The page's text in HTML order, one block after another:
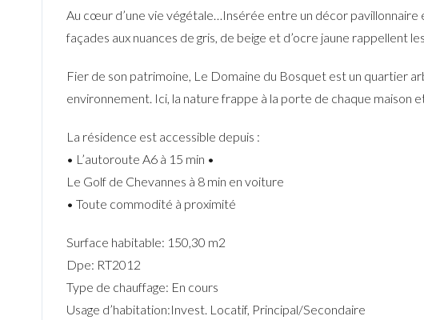
Au cœur d’une vie végétale…Insérée entre un décor
façades aux nuances de gris, de beige et d’ocre jaune rappellent
Fier de son patrimoine, Le Domaine du Bosquet est un quartier
environnement. Ici, la nature frappe à la porte de chaque maison
La résidence est accessible depuis :
• L’autoroute A6 à 15 min •
Le Golf de Chevannes à 8 min en voiture
• Toute commodité à proximité
Surface habitable: 150,30 m2
Dpe: RT2012
Type de chauffage: En cours
Usage d’habitation:Invest. Locatif, Principal/Secondaire